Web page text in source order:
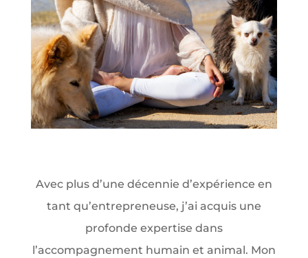
Avec plus d’une décennie d’expérience en
tant qu’entrepreneuse, j’ai acquis une
profonde expertise dans
l’accompagnement humain et animal. Mon